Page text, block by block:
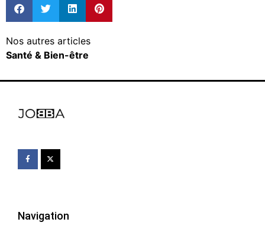
Nos autres articles
Santé & Bien-être
Navigation